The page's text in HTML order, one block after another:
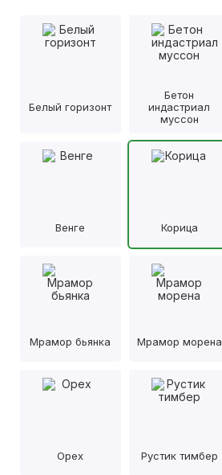
Белый горизонт
Бетон
индастриал
муссон
Венге Корица
Мрамор бьянка Мрамор морена
Орех Рустик тимбер